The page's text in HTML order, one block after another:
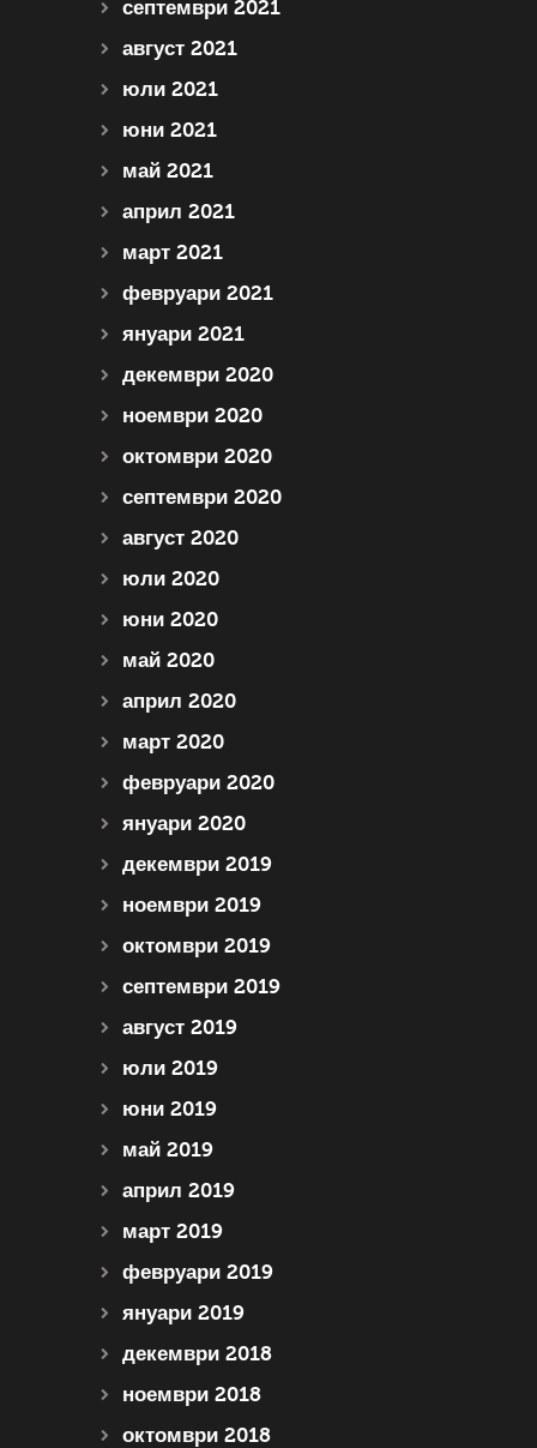
септември 2021
август 2021
юли 2021
юни 2021
май 2021
април 2021
март 2021
февруари 2021
януари 2021
декември 2020
ноември 2020
октомври 2020
септември 2020
август 2020
юли 2020
юни 2020
май 2020
април 2020
март 2020
февруари 2020
януари 2020
декември 2019
ноември 2019
октомври 2019
септември 2019
август 2019
юли 2019
юни 2019
май 2019
април 2019
март 2019
февруари 2019
януари 2019
декември 2018
ноември 2018
октомври 2018